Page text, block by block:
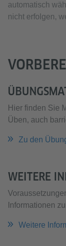
automatisch
nicht erfolgen,
Hier finden Sie
Üben, auch
Zu den
WEITERE
Informationen
Weitere